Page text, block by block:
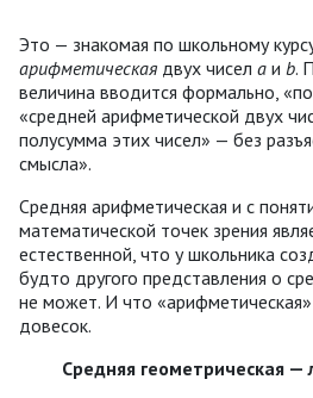
Это — знакомая по школьному
арифметическаядвух чисел a и b.
величина вводится формально,
«средней арифметической двух
полусумма этих чисел» — без
смысла».
Средняя арифметическая и с
математической точек зрения
естественной, что у школьника
будто другого представления о
не может. И что
довесок.
Средняя геометрическая —